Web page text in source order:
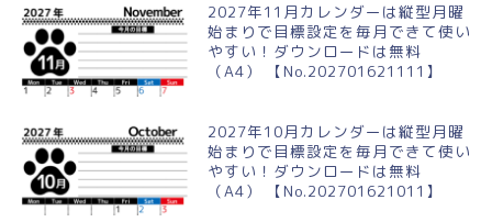
2027年11月カレンダーは縦型月曜
始まりで目標設定を毎月できて使い
やすい！ダウンロードは無料
（A4） 【No.202701621111】
2027年10月カレンダーは縦型月曜
始まりで目標設定を毎月できて使い
やすい！ダウンロードは無料
（A4） 【No.202701621011】